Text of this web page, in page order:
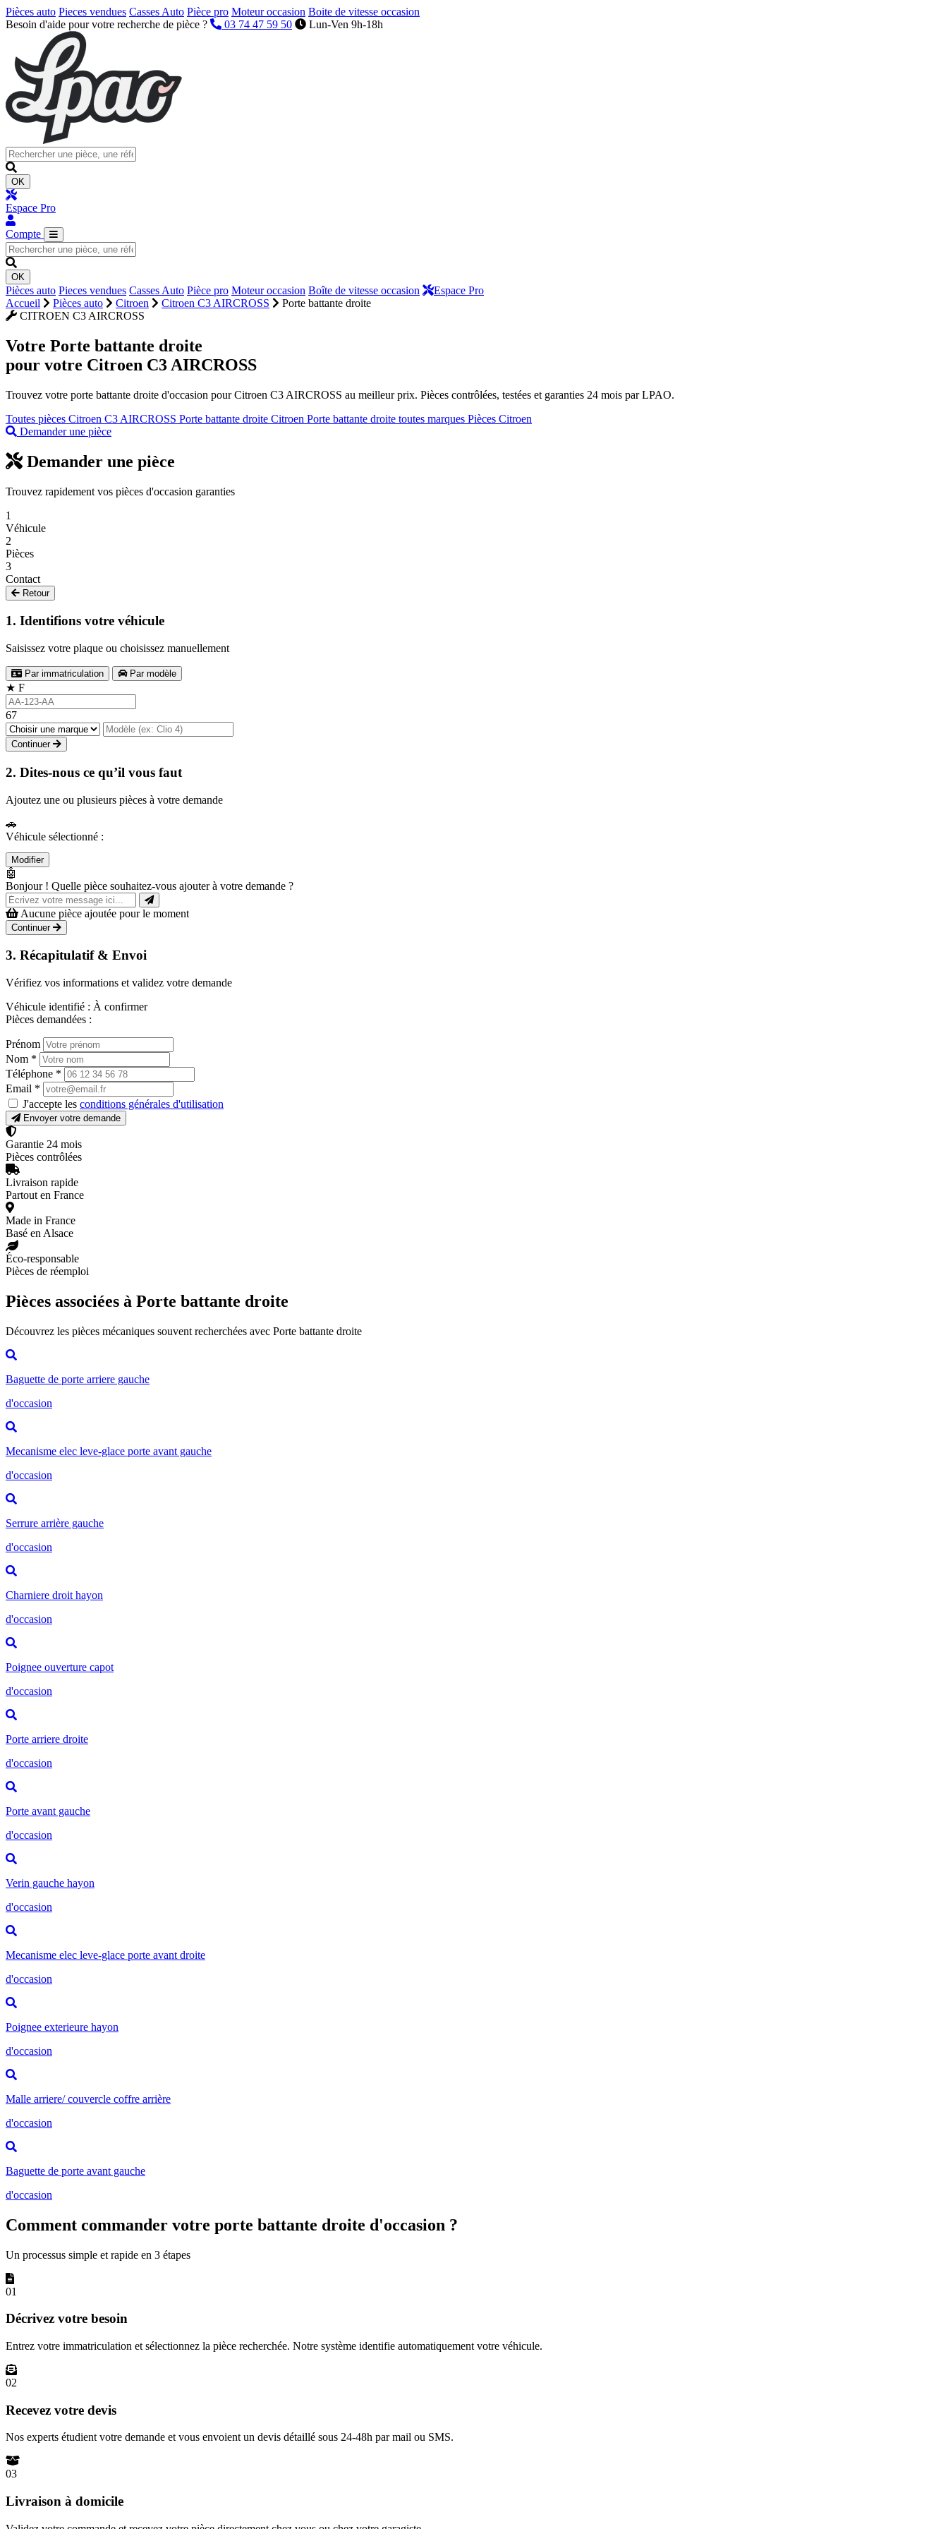
Pièces auto Pieces vendues Casses Auto Pièce pro Moteur occasion Boite de vitesse occasion
Besoin d'aide pour votre recherche de pièce ?
03 74 47 59 50 Lun-Ven 9h-18h
OK
Espace Pro
Compte
OK
Pièces auto Pieces vendues Casses Auto Pièce pro Moteur occasion Boîte de vitesse occasion
Espace Pro
Accueil
Pièces auto Citroen Citroen C3 AIRCROSS
Porte battante droite
CITROEN C3 AIRCROSS
Votre Porte battante droite
pour votre Citroen C3 AIRCROSS
Trouvez votre porte battante droite d'occasion pour Citroen C3 AIRCROSS au meilleur prix. Pièces contrôlées, testées et garanties 24 mois par LPAO.
Toutes pièces Citroen C3 AIRCROSS Porte battante droite Citroen Porte battante droite toutes marques Pièces Citroen
Demander une pièce
Demander une pièce
Trouvez rapidement vos pièces d'occasion garanties
1
Véhicule
2
Pièces
3
Contact
Retour
1. Identifions votre véhicule
Saisissez votre plaque ou choisissez manuellement
Par immatriculation Par modèle
★ F
67
Continuer
2. Dites-nous ce qu’il vous faut
Ajoutez une ou plusieurs pièces à votre demande
🚗
Véhicule sélectionné :
Modifier
🤖
Bonjour ! Quelle pièce souhaitez-vous ajouter à votre demande ?
Aucune pièce ajoutée pour le moment
Continuer
3. Récapitulatif & Envoi
Vérifiez vos informations et validez votre demande
Véhicule identifié : À confirmer
Pièces demandées :
Prénom
Nom *
Téléphone *
Email *
J'accepte les conditions générales d'utilisation
Envoyer votre demande
Garantie 24 mois
Pièces contrôlées
Livraison rapide
Partout en France
Made in France
Basé en Alsace
Éco-responsable
Pièces de réemploi
Pièces associées à Porte battante droite
Découvrez les pièces mécaniques souvent recherchées avec Porte battante droite
Baguette de porte arriere gauche
d'occasion
Mecanisme elec leve-glace porte avant gauche
d'occasion
Serrure arrière gauche
d'occasion
Charniere droit hayon
d'occasion
Poignee ouverture capot
d'occasion
Porte arriere droite
d'occasion
Porte avant gauche
d'occasion
Verin gauche hayon
d'occasion
Mecanisme elec leve-glace porte avant droite
d'occasion
Poignee exterieure hayon
d'occasion
Malle arriere/ couvercle coffre arrière
d'occasion
Baguette de porte avant gauche
d'occasion
Comment commander votre porte battante droite d'occasion ?
Un processus simple et rapide en 3 étapes
01
Décrivez votre besoin
Entrez votre immatriculation et sélectionnez la pièce recherchée. Notre système identifie automatiquement votre véhicule.
02
Recevez votre devis
Nos experts étudient votre demande et vous envoient un devis détaillé sous 24-48h par mail ou SMS.
03
Livraison à domicile